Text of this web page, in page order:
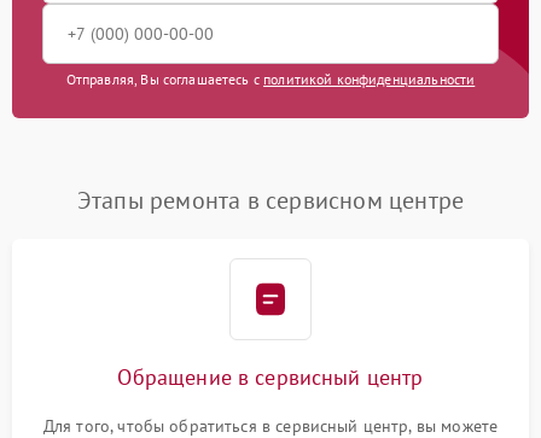
Отправляя, Вы соглашаетесь с политикой конфиденциальности
Этапы ремонта в сервисном центре
Обращение в сервисный центр
Для того, чтобы обратиться в сервисный центр, вы можете